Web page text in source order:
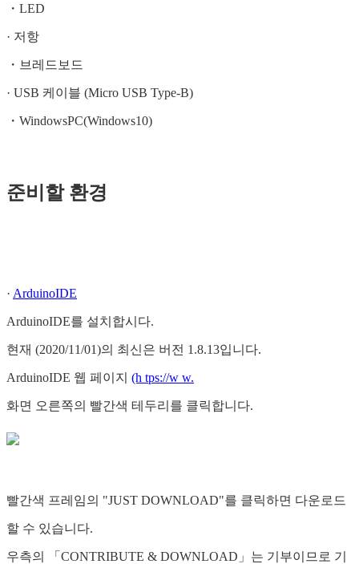
・LED
· 저항
・브레드보드
· USB 케이블 (Micro USB Type-B)
・WindowsPC(Windows10)
준비할 환경
· ArduinoIDE
ArduinoIDE를 설치합시다.
현재 (2020/11/01)의 최신은 버전 1.8.13입니다.
ArduinoIDE 웹 페이지 (h tps://w w.
화면 오른쪽의 빨간색 테두리를 클릭합니다.
빨간색 프레임의 "JUST DOWNLOAD"를 클릭하면 다운로드
할 수 있습니다.
우측의 「CONTRIBUTE & DOWNLOAD」는 기부이므로 기